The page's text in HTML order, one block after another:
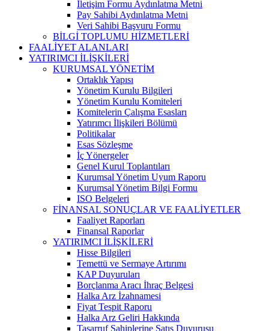
İletişim Formu Aydınlatma Metni
Pay Sahibi Aydınlatma Metni
Veri Sahibi Başvuru Formu
BİLGİ TOPLUMU HİZMETLERİ
FAALİYET ALANLARI
YATIRIMCI İLİŞKİLERİ
KURUMSAL YÖNETİM
Ortaklık Yapısı
Yönetim Kurulu Bilgileri
Yönetim Kurulu Komiteleri
Komitelerin Çalışma Esasları
Yatırımcı İlişkileri Bölümü
Politikalar
Esas Sözleşme
İç Yönergeler
Genel Kurul Toplantıları
Kurumsal Yönetim Uyum Raporu
Kurumsal Yönetim Bilgi Formu
ISO Belgeleri
FİNANSAL SONUÇLAR VE FAALİYETLER
Faaliyet Raporları
Finansal Raporlar
YATIRIMCI İLİŞKİLERİ
Hisse Bilgileri
Temettü ve Sermaye Artırımı
KAP Duyuruları
Borçlanma Aracı İhraç Belgesi
Halka Arz İzahnamesi
Fiyat Tespit Raporu
Halka Arz Geliri Hakkında
Tasarruf Sahiplerine Satış Duyurusu